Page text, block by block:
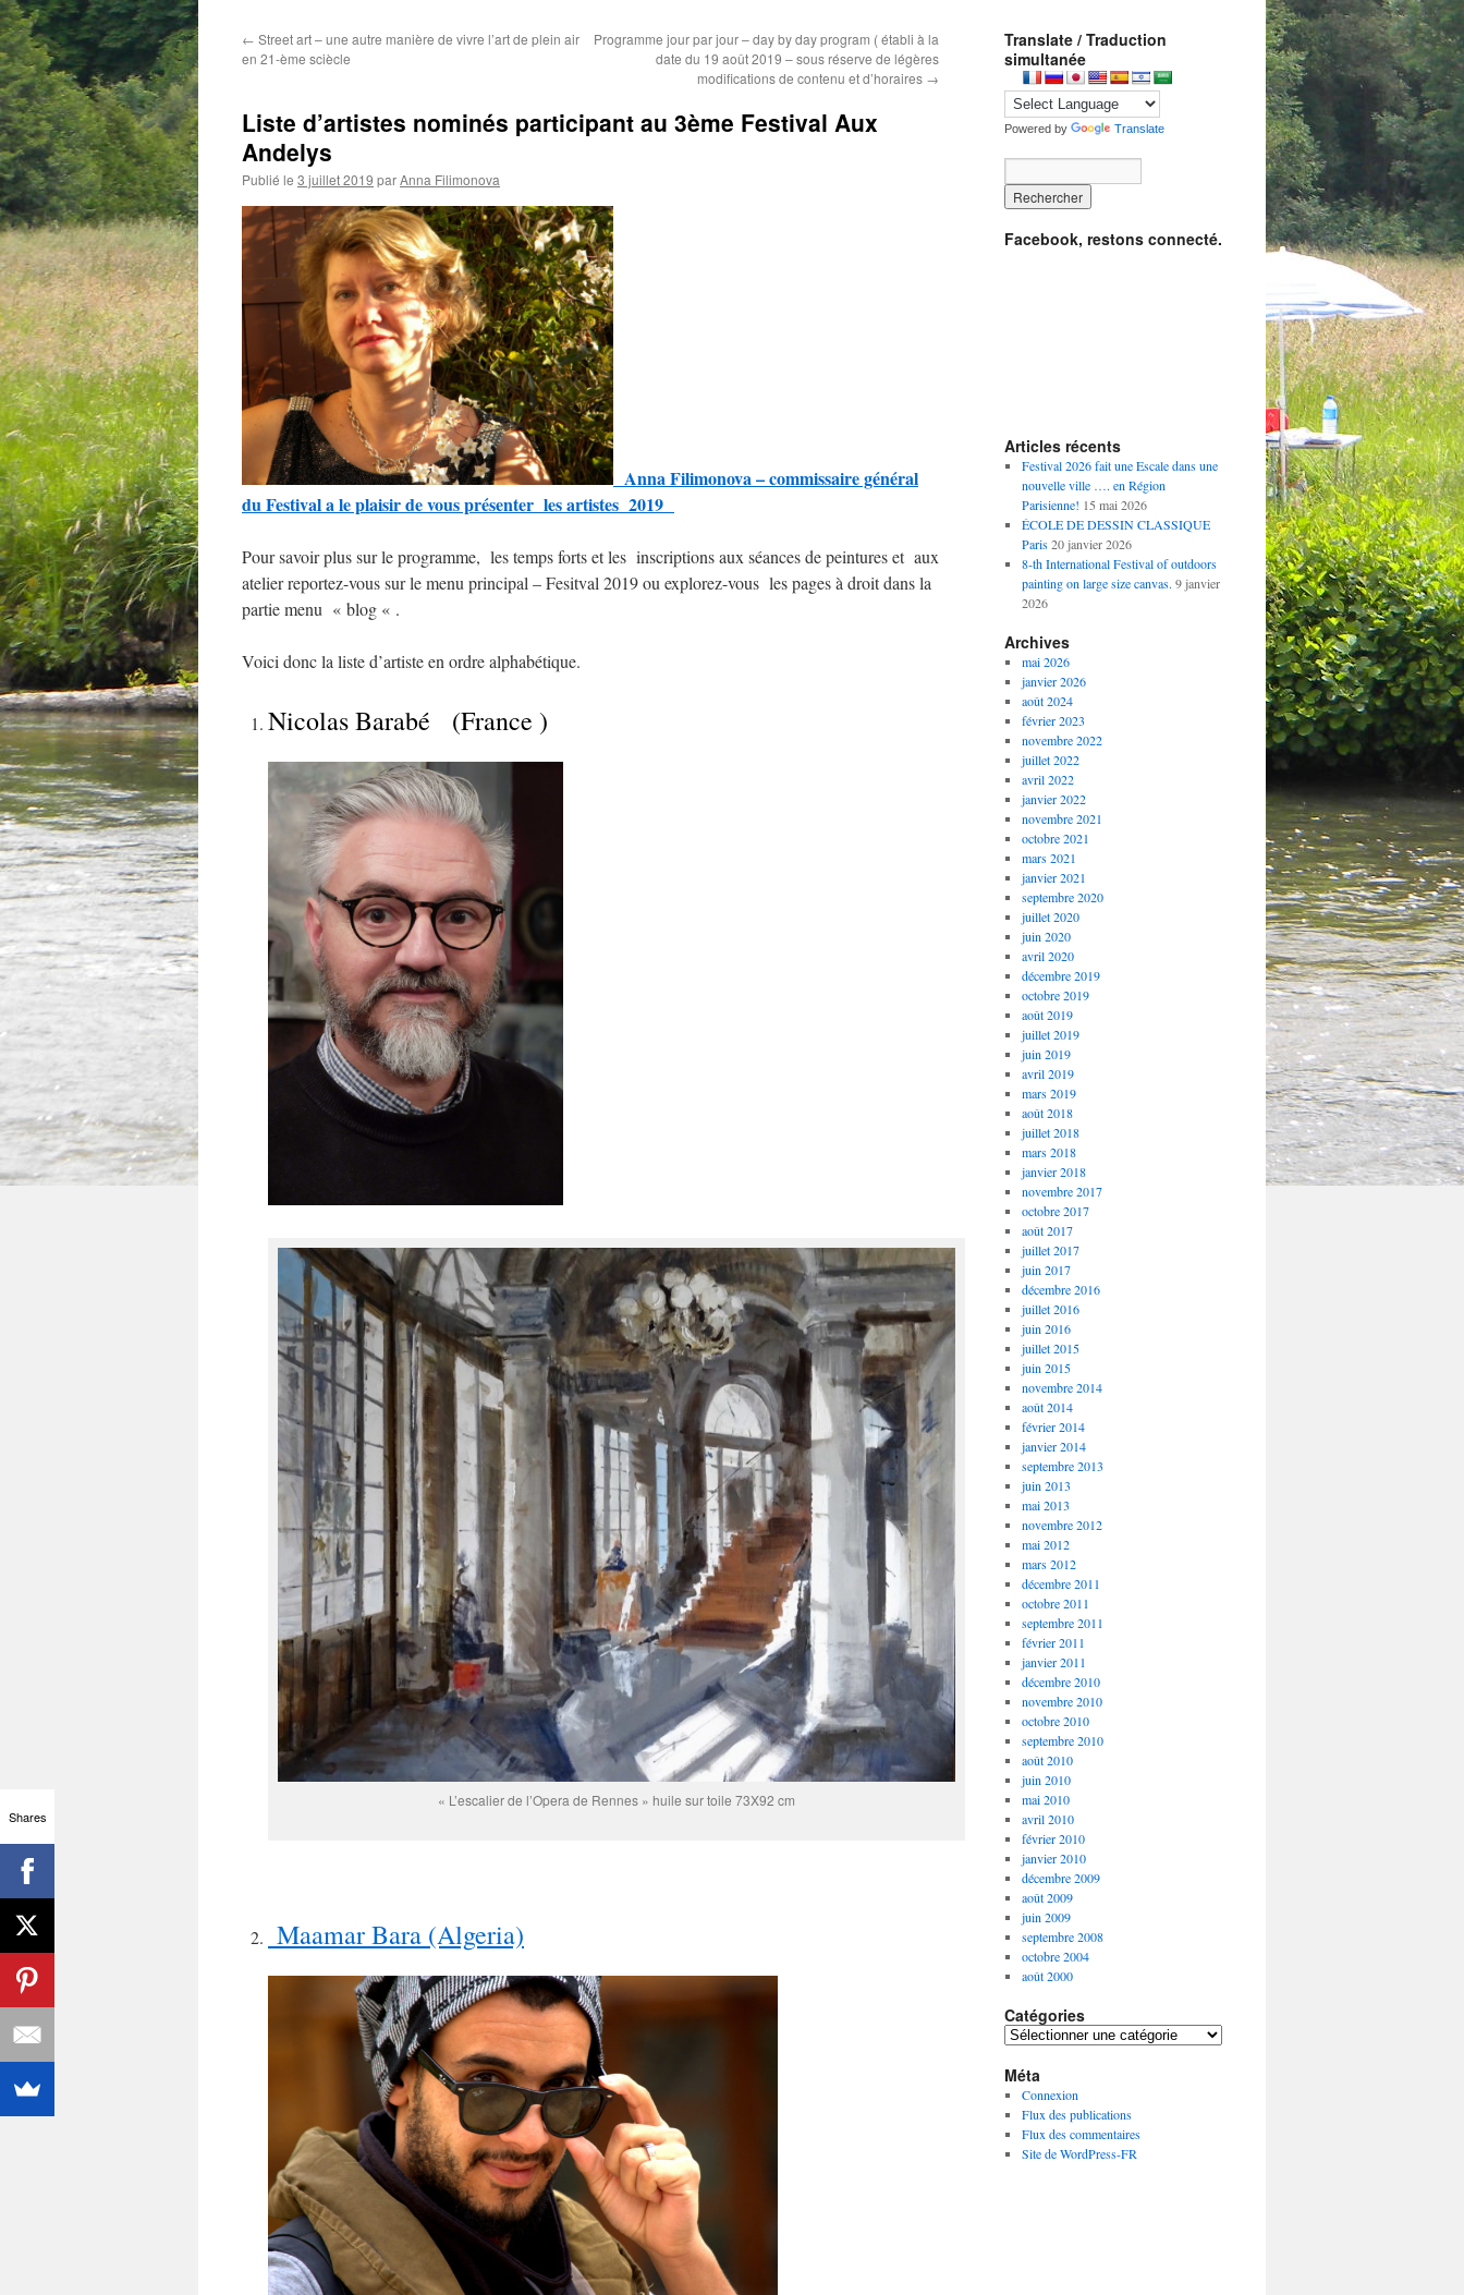
← Street art – une autre manière de vivre l’art de plein air
en 21-ème sciècle
Programme jour par jour – day by day program ( établi à la
date du 19 août 2019 – sous réserve de légères
modifications de contenu et d’horaires →
Liste d’artistes nominés participant au 3ème Festival Aux
Andelys
Publié le 3 juillet 2019 parAnna Filimonova
Anna Filimonova – commissaire général
du Festival a le plaisir de vous présenter les artistes 2019
Pour savoir plus sur le programme, les temps forts et les inscriptions aux séances de peintures et aux
atelier reportez-vous sur le menu principal – Fesitval 2019 ou explorez-vous les pages à droit dans la
partie menu « blog « .
Voici donc la liste d’artiste en ordre alphabétique.
Nicolas Barabé (France )
« L’escalier de l’Opera de Rennes » huile sur toile 73X92 cm
Maamar Bara (Algeria)
Translate / Traduction
simultanée
Powered by Translate
Facebook, restons connecté.
Articles récents
Festival 2026 fait une Escale dans une
nouvelle ville …. en Région
Parisienne! 15 mai 2026
ÉCOLE DE DESSIN CLASSIQUE
Paris 20 janvier 2026
8-th International Festival of outdoors
painting on large size canvas. 9 janvier
2026
Archives
mai 2026
janvier 2026
août 2024
février 2023
novembre 2022
juillet 2022
avril 2022
janvier 2022
novembre 2021
octobre 2021
mars 2021
janvier 2021
septembre 2020
juillet 2020
juin 2020
avril 2020
décembre 2019
octobre 2019
août 2019
juillet 2019
juin 2019
avril 2019
mars 2019
août 2018
juillet 2018
mars 2018
janvier 2018
novembre 2017
octobre 2017
août 2017
juillet 2017
juin 2017
décembre 2016
juillet 2016
juin 2016
juillet 2015
juin 2015
novembre 2014
août 2014
février 2014
janvier 2014
septembre 2013
juin 2013
mai 2013
novembre 2012
mai 2012
mars 2012
décembre 2011
octobre 2011
septembre 2011
février 2011
janvier 2011
décembre 2010
novembre 2010
octobre 2010
septembre 2010
août 2010
juin 2010
mai 2010
avril 2010
février 2010
janvier 2010
décembre 2009
août 2009
juin 2009
septembre 2008
octobre 2004
août 2000
Catégories
C
t
é
g
o
r
Méta
Connexion
Flux des publications
Flux des commentaires
Site de WordPress-FR
Shares